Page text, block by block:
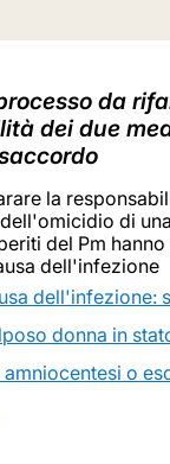
da
dei due
la
di
del Pm
dell'infezione
dell'infezione:
donna in
o